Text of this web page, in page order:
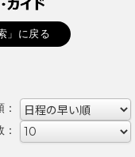
」に戻る